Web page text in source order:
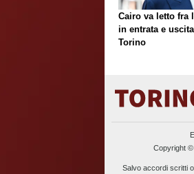
Cairo va letto fra
in entrata e
Torino
Copyright ©
Salvo accordi scritti